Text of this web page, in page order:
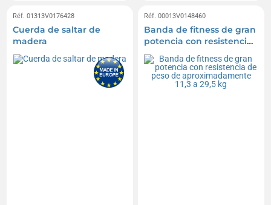
Réf. 01313V0176428
Cuerda de saltar de
madera
Réf. 00013V0148460
Banda de fitness de gran
potencia con resistencia
de peso de
aproximadamente 11,3 a
29,5 kg